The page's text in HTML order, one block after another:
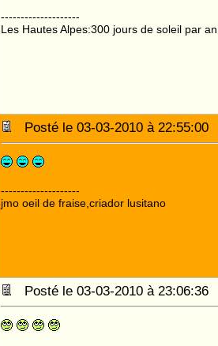
--------------------
Les Hautes Alpes:300 jours de soleil par an
Posté le 03-03-2010 à
--------------------
jmo oeil de fraise,criador lusitano
Posté le 03-03-2010 à